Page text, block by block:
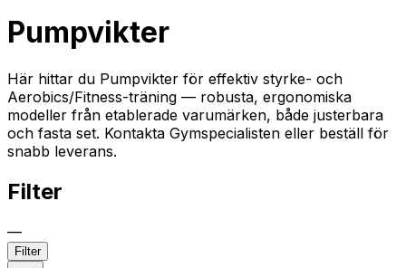
Pumpvikter
Här hittar du Pumpvikter för effektiv styrke- och
Aerobics/Fitness-träning — robusta, ergonomiska
modeller från etablerade varumärken, både justerbara
och fasta set. Kontakta Gymspecialisten eller beställ för
snabb leverans.
Filter
—
Filter